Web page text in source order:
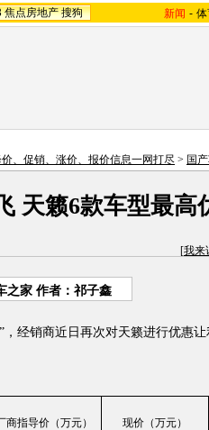
焦点房地产 搜狗 新闻 -
、促销、涨价、报价信息一网打尽 > 国
天籁6款车型最高
[我来
之家 作者：祁子鑫
经销商近日再次对天籁进行优惠让
商指导价（万元）
现价（万元）